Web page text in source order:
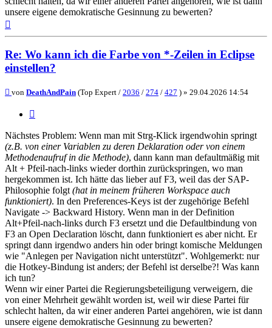
unsere eigene demokratische Gesinnung zu bewerten?
Re: Wo kann ich die Farbe von *-Zeilen in Eclipse
einstellen?
Beitrag
von DeathAndPain (Top Expert / 2036 / 274 / 427 ) » 29.04.2026 14:54
Nächstes Problem: Wenn man mit Strg-Klick irgendwohin springt
(z.B. von einer Variablen zu deren Deklaration oder von einem
Methodenaufruf in die Methode), dann kann man defaultmäßig mit
Alt + Pfeil-nach-links wieder dorthin zurückspringen, wo man
hergekommen ist. Ich hätte das lieber auf F3, weil das der SAP-
Philosophie folgt (hat in meinem früheren Workspace auch
funktioniert). In den Preferences-Keys ist der zugehörige Befehl
Navigate -> Backward History. Wenn man in der Definition
Alt+Pfeil-nach-links durch F3 ersetzt und die Defaultbindung von
F3 an Open Declaration löscht, dann funktioniert es aber nicht. Er
springt dann irgendwo anders hin oder bringt komische Meldungen
wie "Anlegen per Navigation nicht unterstützt". Wohlgemerkt: nur
die Hotkey-Bindung ist anders; der Befehl ist derselbe?! Was kann
ich tun?
Wenn wir einer Partei die Regierungsbeteiligung verweigern, die
von einer Mehrheit gewählt worden ist, weil wir diese Partei für
schlecht halten, da wir einer anderen Partei angehören, wie ist dann
unsere eigene demokratische Gesinnung zu bewerten?